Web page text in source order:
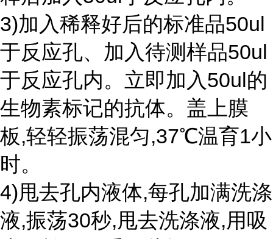
3)加入稀释好后的标准品50ul
于反应孔、加入待测样品50ul
于反应孔内。立即加入50ul的
生物素标记的抗体。盖上膜
板,轻轻振荡混匀,37℃温育1小
时。
4)甩去孔内液体,每孔加满洗涤
液,振荡30秒,甩去洗涤液,用吸